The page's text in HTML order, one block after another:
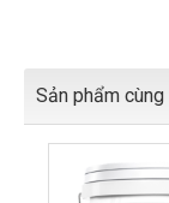
Sản phẩm